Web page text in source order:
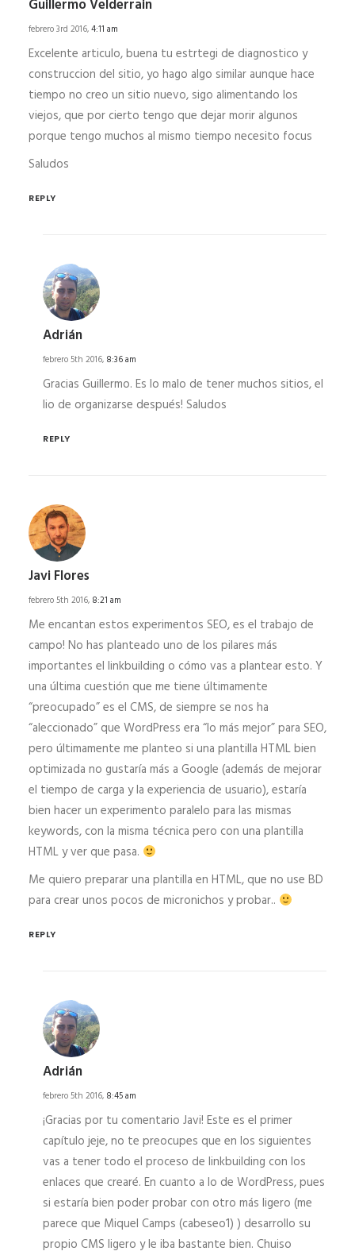
Guillermo Velderrain
febrero 3rd 2016,4:11 am
Excelente articulo, buena tu estrtegi de diagnostico y
construccion del sitio, yo hago algo similar aunque hace
tiempo no creo un sitio nuevo, sigo alimentando los
viejos, que por cierto tengo que dejar morir algunos
porque tengo muchos al mismo tiempo necesito focus
Saludos
REPLY
Adrián
febrero 5th 2016, 8:36 am
Gracias Guillermo. Es lo malo de tener muchos sitios, el
lio de organizarse después! Saludos
REPLY
Javi Flores
febrero 5th 2016, 8:21 am
Me encantan estos experimentos SEO, es el trabajo de
campo! No has planteado uno de los pilares más
importantes el linkbuilding o cómo vas a plantear esto. Y
una última cuestión que me tiene últimamente
“preocupado” es el CMS, de siempre se nos ha
“aleccionado” que WordPress era “lo más mejor” para SEO,
pero últimamente me planteo si una plantilla HTML bien
optimizada no gustaría más a Google (además de mejorar
el tiempo de carga y la experiencia de usuario), estaría
bien hacer un experimento paralelo para las mismas
keywords, con la misma técnica pero con una plantilla
HTML y ver que pasa.
Me quiero preparar una plantilla en HTML, que no use BD
para crear unos pocos de micronichos y probar..
REPLY
Adrián
febrero 5th 2016, 8:45 am
¡Gracias por tu comentario Javi! Este es el primer
capítulo jeje, no te preocupes que en los siguientes
vas a tener todo el proceso de linkbuilding con los
enlaces que crearé. En cuanto a lo de WordPress, pues
si estaría bien poder probar con otro más ligero (me
parece que Miquel Camps (cabeseo1) ) desarrollo su
propio CMS ligero y le iba bastante bien. Chuiso